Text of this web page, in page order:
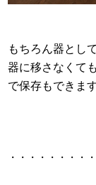
もちろん器とし
器に移さなくて
で保存もできます
・・・・・・・・